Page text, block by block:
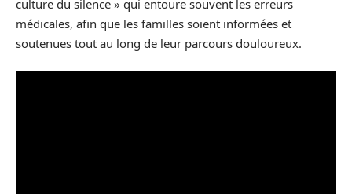
culture du silence » qui entoure souvent les erreurs
médicales, afin que les familles soient informées et
soutenues tout au long de leur parcours douloureux.